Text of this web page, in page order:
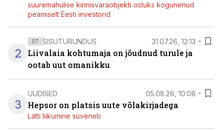
suuremahulise kinnisvaraobjekti ostuks kogunenud
peamiselt Eesti investorid
2
ST SISUTURUNDUS 31.07.26, 12:13
Liivalaia kohtumaja on jõudnud turule ja
ootab uut omanikku
3
UUDISED 05.08.26, 10:08
Hepsor on platsis uute võlakirjadega
Lätti liikumine süveneb